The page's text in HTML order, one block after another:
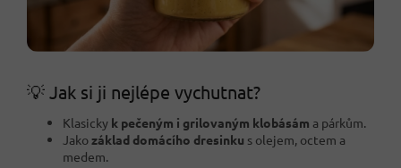
💡 Jak si ji nejlépe vychutnat?
Klasicky k pečeným i grilovaným klobásám a párkům.
Jako základ domácího dresinku s olejem, octem a
medem.